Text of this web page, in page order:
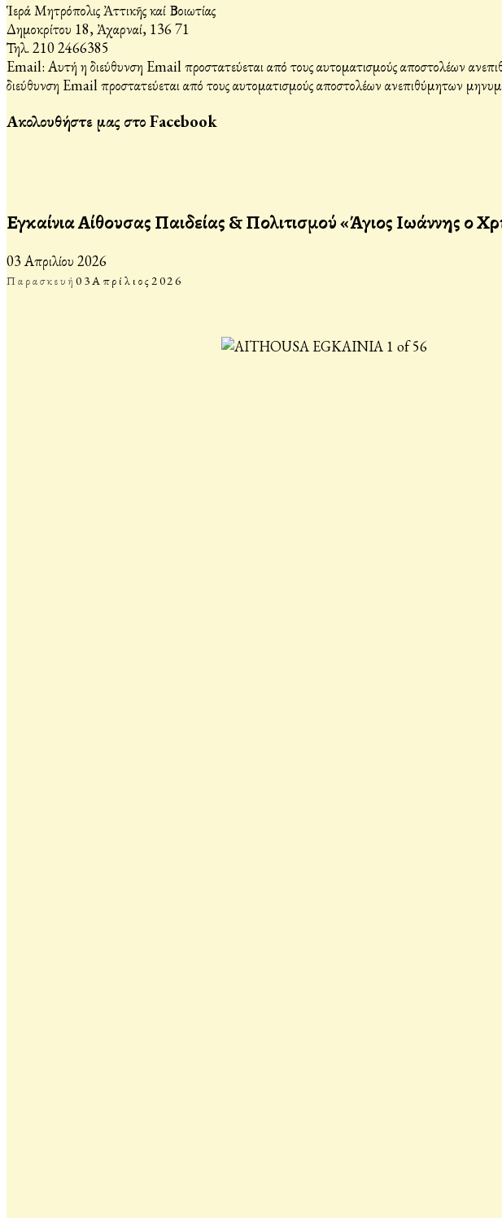
Ἱερά Μητρόπολις Ἀττικῆς καί Βοιωτίας
Δημοκρίτου 18, Ἀχαρναί, 136 71
Τηλ. 210 2466385
Email: Αυτή η διεύθυνση Email προστατεύεται από τους αυτοματισμούς αποστολέων
διεύθυνση Email προστατεύεται από τους αυτοματισμούς αποστολέων ανεπιθύμητων
Ακολουθήστε μας στο Facebook
Εγκαίνια Αίθουσας Παιδείας & Πολιτισμού «Άγιος Ιωάννης ο
03 Απριλίου 2026
Παρασκευή 03Απρίλιος2026